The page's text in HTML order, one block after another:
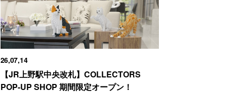
26,07,14
【JR上野駅中央改札】COLLECTORS
POP-UP SHOP 期間限定オープン！